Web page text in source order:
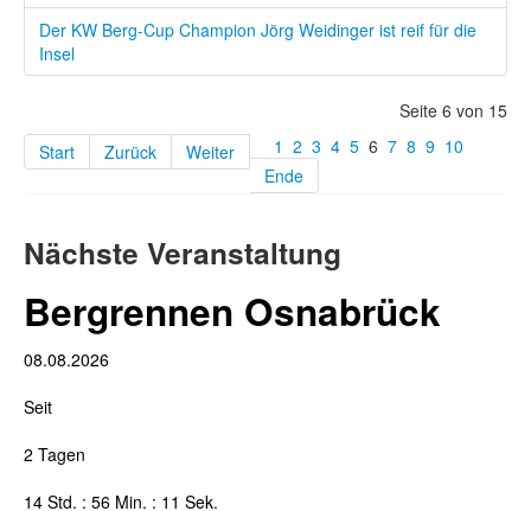
Der KW Berg-Cup Champion Jörg Weidinger ist reif für die
Insel
Seite 6 von 15
Start
Zurück 1 2 3 4 5 6 7 8 9 10
Weiter
Ende
Nächste Veranstaltung
Bergrennen Osnabrück
08.08.2026
Seit
2 Tagen
14 Std. : 56 Min. : 11 Sek.